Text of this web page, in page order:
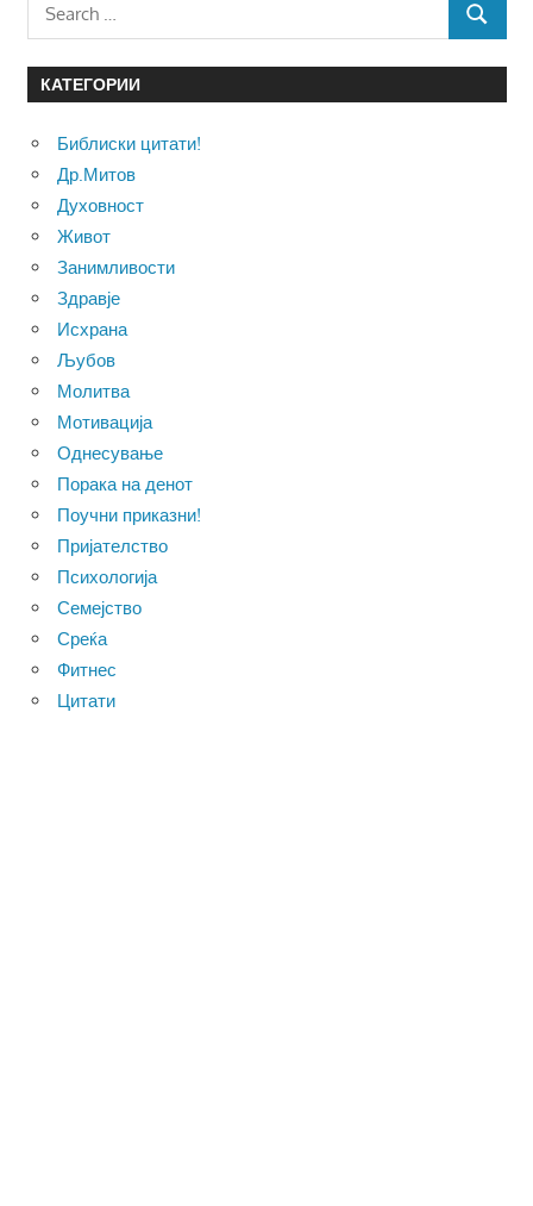
for:
SEARCH
КАТЕГОРИИ
Библиски цитати!
Др.Митов
Духовност
Живот
Занимливости
Здравје
Исхрана
Љубов
Молитва
Мотивација
Однесување
Порака на денот
Поучни приказни!
Пријателство
Психологија
Семејство
Среќа
Фитнес
Цитати